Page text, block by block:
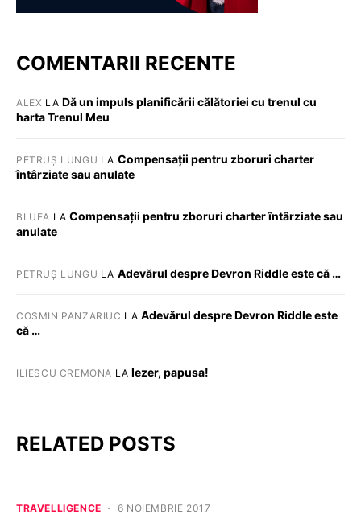
COMENTARII RECENTE
ALEX LA Dă un impuls planificării călătoriei cu trenul cu
harta Trenul Meu
PETRUȘ LUNGU LA Compensații pentru zboruri charter
întârziate sau anulate
BLUEA LACompensații pentru zboruri charter întârziate sau
anulate
PETRUȘ LUNGU LA Adevărul despre Devron Riddle este că …
COSMIN PANZARIUC LA Adevărul despre Devron Riddle este
că …
ILIESCU CREMONA LAIezer, papusa!
RELATED POSTS
TRAVELLIGENCE 6 NOIEMBRIE 2017